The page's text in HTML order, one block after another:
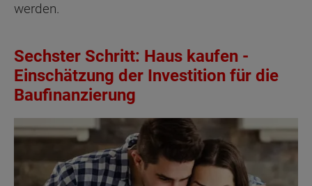
werden.
Sechster Schritt: Haus kaufen -
Einschätzung der Investition für die
Baufinanzierung